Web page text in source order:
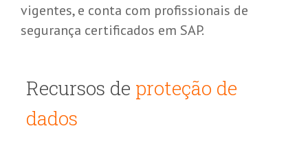
vigentes, e conta com profissionais de
segurança certificados em SAP.
Recursos de proteção de
dados